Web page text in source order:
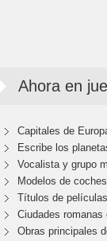
Ahora en
Capitales de
Escribe los
Vocalista y grupo
Modelos de
Títulos de
Ciudades romanas
Obras principales